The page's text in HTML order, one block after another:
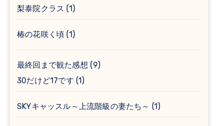
梨泰院クラス (1)
椿の花咲く頃 (1)
最終回まで観た感想 (9)
30だけど17です (1)
SKYキャッスル～上流階級の妻たち～ (1)